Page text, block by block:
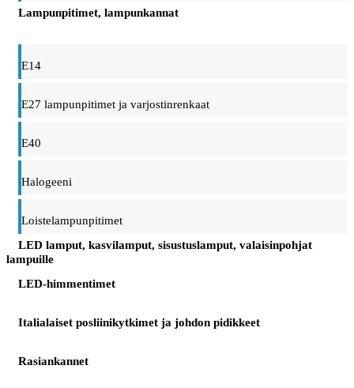
Lampunpitimet, lampunkannat
E14
E27 lampunpitimet ja varjostinrenkaat
E40
Halogeeni
Loistelampunpitimet
LED lamput, kasvilamput, sisustuslamput, valaisinpohjat
lampuille
LED-himmentimet
Italialaiset posliinikytkimet ja johdon pidikkeet
Rasiankannet